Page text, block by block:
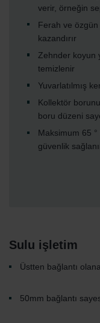
verir, örneğin
Ferah ve özgün
kazandırır
Zehnder koyun
temizlenir
Yuvarlatılmış
Kollektör
boru düzeni
Maksimum 65 °
güvenlik
Sulu işletim
Üstten bağlantı
50mm bağlantı